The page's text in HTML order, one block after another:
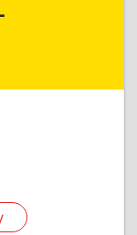
АйТи-